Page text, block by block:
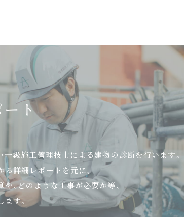
ート
一級施工管理技士による建物の診断を行います。
詳細レポートを元に、
、どのような工事が必要か等、
す。